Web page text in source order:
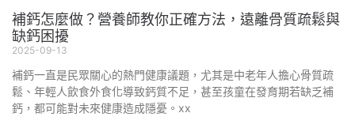
補鈣怎麼做？營養師教你正確方法，遠離骨質疏鬆與
缺鈣困擾
2025-09-13
補鈣一直是民眾關心的熱門健康議題，尤其是中老年人擔心骨質疏
鬆、年輕人飲食外食化導致鈣質不足，甚至孩童在發育期若缺乏補
鈣，都可能對未來健康造成隱憂。xx